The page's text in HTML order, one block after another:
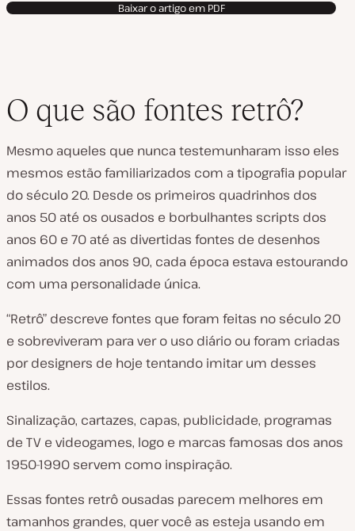
Baixar o artigo em PDF
O que são fontes retrô?
Mesmo aqueles que nunca testemunharam isso eles
mesmos estão familiarizados com a tipografia popular
do século 20. Desde os primeiros quadrinhos dos
anos 50 até os ousados e borbulhantes scripts dos
anos 60 e 70 até as divertidas fontes de desenhos
animados dos anos 90, cada época estava estourando
com uma personalidade única.
“Retrô” descreve fontes que foram feitas no século 20
e sobreviveram para ver o uso diário ou foram criadas
por designers de hoje tentando imitar um desses
estilos.
Sinalização, cartazes, capas, publicidade, programas
de TV e videogames, logo e marcas famosas dos anos
1950-1990 servem como inspiração.
Essas fontes retrô ousadas parecem melhores em
tamanhos grandes, quer você as esteja usando em